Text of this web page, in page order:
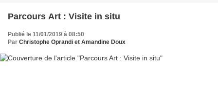
Parcours Art : Visite in situ
Publié le 11/01/2019 à 08:50
Par Christophe Oprandi et Amandine Doux